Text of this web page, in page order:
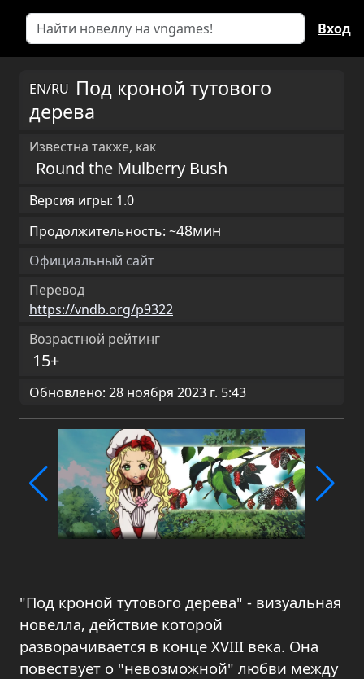
Вход
EN/RU Под кроной тутового
дерева
Известна также, как
Round the Mulberry Bush
Версия игры: 1.0
Продолжительность: ~48мин
Официальный сайт
Перевод
https://vndb.org/p9322
Возрастной рейтинг
15+
Обновлено: 28 ноября 2023 г. 5:43
"Под кроной тутового дерева" - визуальная
новелла, действие которой
разворачивается в конце XVIII века. Она
повествует о "невозможной" любви между